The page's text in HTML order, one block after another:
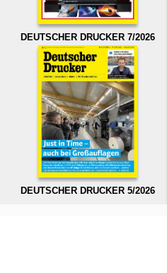
DEUTSCHER DRUCKER 7/2026
DEUTSCHER DRUCKER 5/2026